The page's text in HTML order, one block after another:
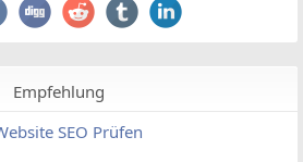
Empfehlung